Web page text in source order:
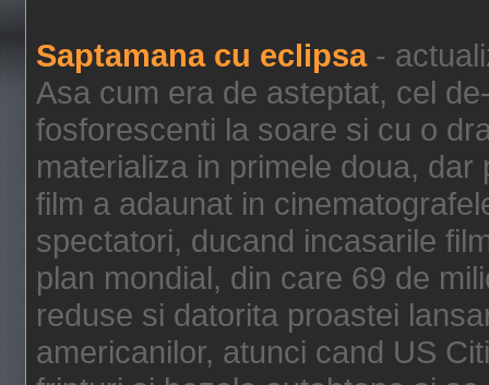
Saptamana cu eclipsa-
Asa cum era de asteptat, cel
fosforescenti la soare si cu o
materializa in primele doua,
film a adaunat in
spectatori, ducand incasarile
plan mondial, din care 69 de
reduse si datorita proastei
americanilor, atunci cand US